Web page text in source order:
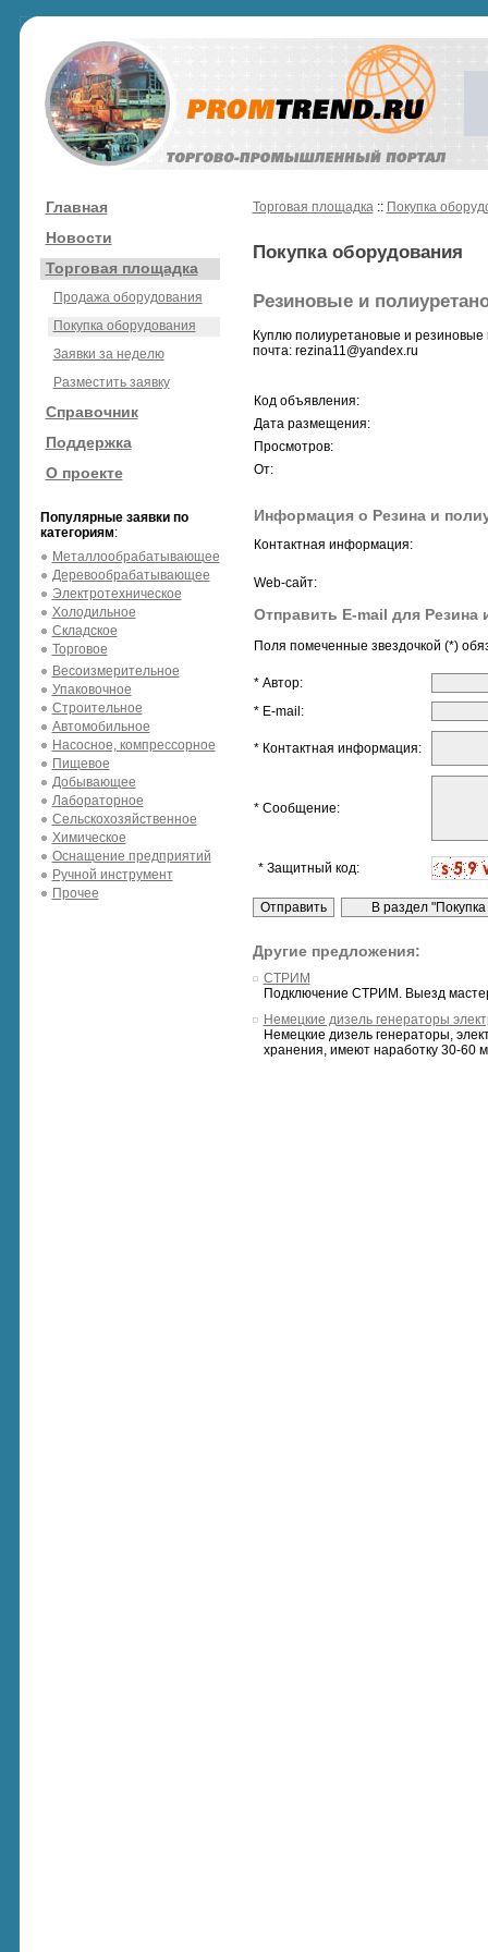
Главная
Новости
Торговая площадка
Продажа оборудования
Покупка оборудования
Заявки за неделю
Разместить заявку
Справочник
Поддержка
О проекте
Популярные заявки по
категориям:
Металлообрабатывающее
Деревообрабатывающее
Электротехническое
Холодильное
Складское
Торговое
Весоизмерительное
Упаковочное
Строительное
Автомобильное
Насосное, компрессорное
Пищевое
Добывающее
Лабораторное
Сельскохозяйственное
Химическое
Оснащение предприятий
Ручной инструмент
Прочее
Торговая площадка:: Покупка
Покупка оборудования
Резиновые и
Куплю полиуретановые и
почта: rezina11@yandex.ru
Код объявления:
Дата размещения:
Просмотров:
От:
Информация о Резина и
Контактная информация:
Web-сайт:
Отправить E-mail для Резина
Поля помеченные звездочкой (*)
* Автор:
* E-mail:
* Контактная информация:
* Сообщение:
* Защитный код:
Другие предложения:
СТРИМ
Подключение СТРИМ. Выезд
Немецкие дизель генераторы
Немецкие дизель генераторы,
хранения, имеют наработку 30-60